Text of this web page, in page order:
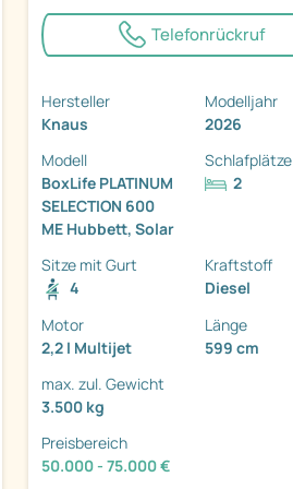
Telefonrückruf
Hersteller
Knaus
Modelljahr
2026
Modell
BoxLife PLATINUM
SELECTION 600
ME Hubbett, Solar
Schlafplätze
2
Sitze mit Gurt
4
Kraftstoff
Diesel
Motor
2,2 l Multijet
Länge
599 cm
max. zul. Gewicht
3.500 kg
Preisbereich
50.000 - 75.000 €